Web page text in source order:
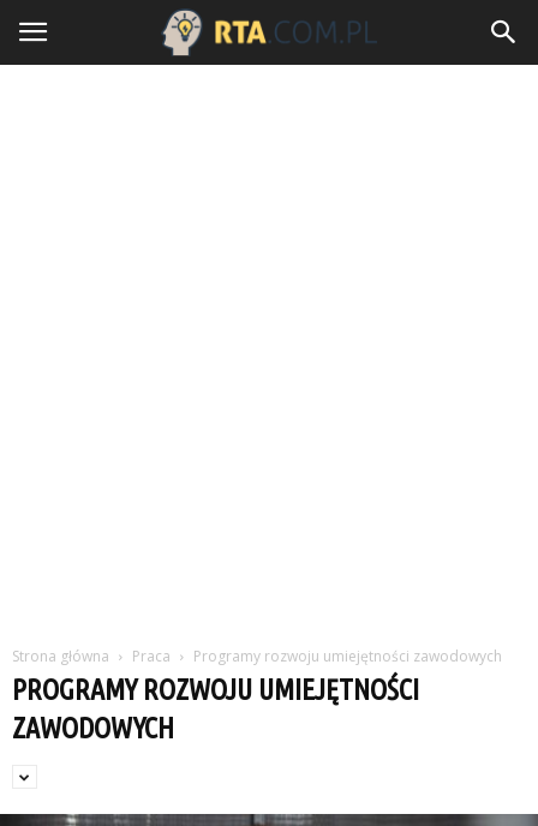
Strona główna Praca Programy rozwoju umiejętności zawodowych
PROGRAMY ROZWOJU UMIEJĘTNOŚCI
ZAWODOWYCH